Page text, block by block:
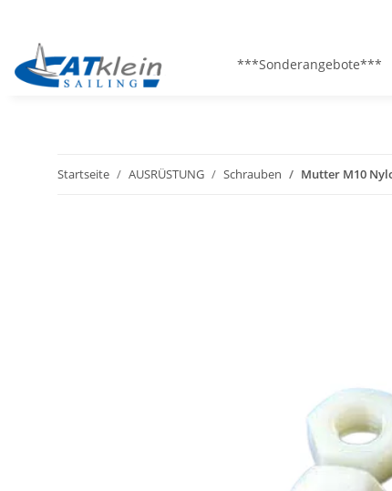
***Sonderangebote***
Startseite AUSRÜSTUNG Schrauben Mutter M10